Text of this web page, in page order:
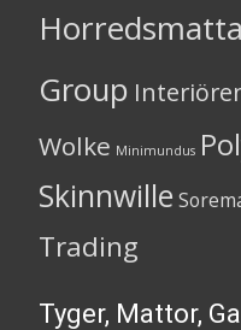
Group
Wolke Minimundus
Skinnwille
Trading
Tyger, Mattor,